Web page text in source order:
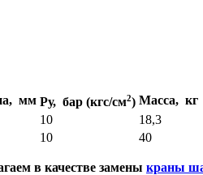
мм Ру, бар (кгс/см2) Масса, кг
10
18,3
10 40
в качестве замены краны